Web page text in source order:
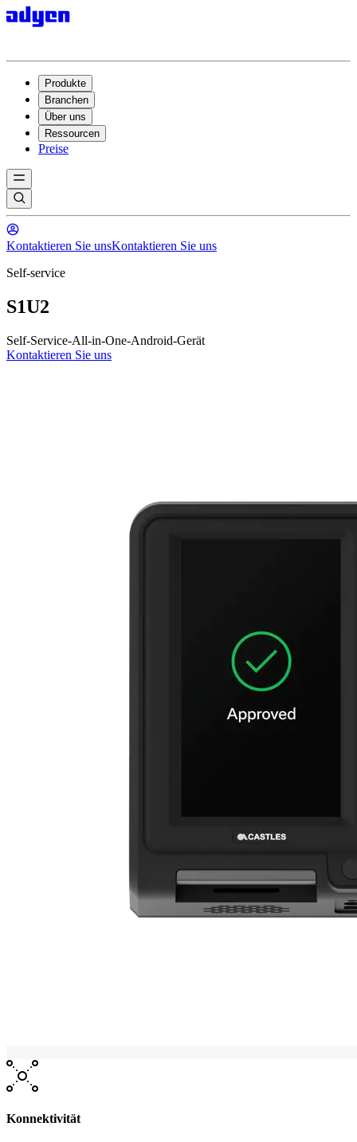
Produkte
Branchen
Über uns
Ressourcen
Preise
Kontaktieren Sie unsKontaktieren Sie uns
Self-service
S1U2
Self-Service-All-in-One-Android-Gerät
Kontaktieren Sie uns
Konnektivität